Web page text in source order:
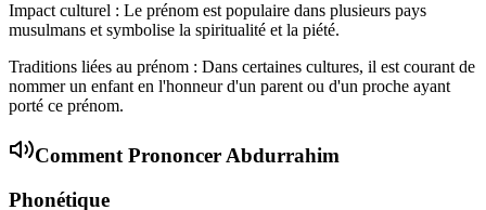
Impact culturel : Le prénom est populaire dans plusieurs pays
musulmans et symbolise la spiritualité et la piété.
Traditions liées au prénom : Dans certaines cultures, il est courant de
nommer un enfant en l'honneur d'un parent ou d'un proche ayant
porté ce prénom.
Comment Prononcer Abdurrahim
Phonétique